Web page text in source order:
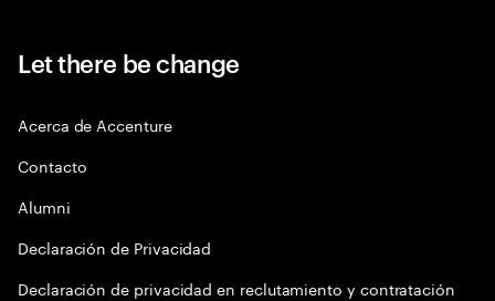
Let there be change
Acerca de Accenture
Contacto
Alumni
Declaración de Privacidad
Declaración de privacidad en reclutamiento y contratación